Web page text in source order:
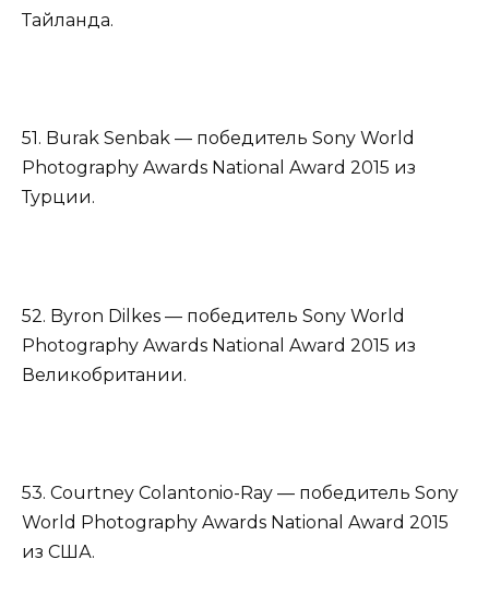
Тайланда.
51. Burak Senbak — победитель Sony World
Photography Awards National Award 2015 из
Турции.
52. Byron Dilkes — победитель Sony World
Photography Awards National Award 2015 из
Великобритании.
53. Courtney Colantonio-Ray — победитель Sony
World Photography Awards National Award 2015
из США.